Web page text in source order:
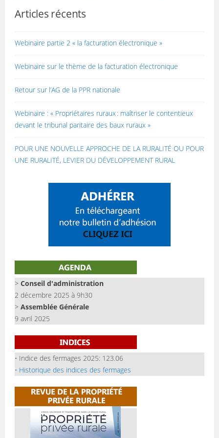
Articles récents
Webinaire partie 2 « la facturation électronique »
Webinaire sur le thème de la facturation électronique
Retour sur l’AG de la PPR nationale
Webinaire : « Propriétaires ruraux : maîtriser le contentieux
devant le tribunal paritaire des baux ruraux »
POUR UNE NOUVELLE APPROCHE DE LA RURALITÉ OU POUR
UNE RURALITÉ, LEVIER DU DÉVELOPPEMENT RURAL
>Conseil d'administration
2 décembre 2025 à 9h30
>Assemblée Générale
9 avril 2025
• Indice des fermages 2025: 123.06
• Historique des indices des fermages